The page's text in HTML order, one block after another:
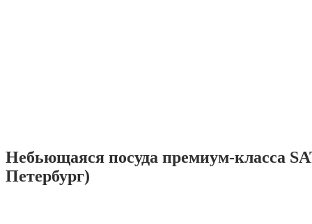
Небьющаяся посуда премиум-класса
Петербург)